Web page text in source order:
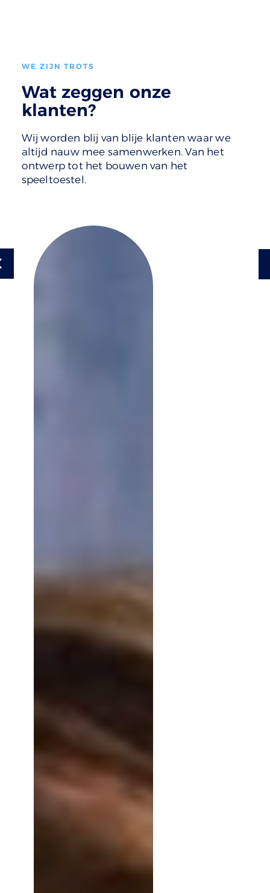
WE ZIJN TROTS
Wat zeggen onze
klanten?
Wij worden blij van blije klanten waar we
altijd nauw mee samenwerken. Van het
ontwerp tot het bouwen van het
speeltoestel.